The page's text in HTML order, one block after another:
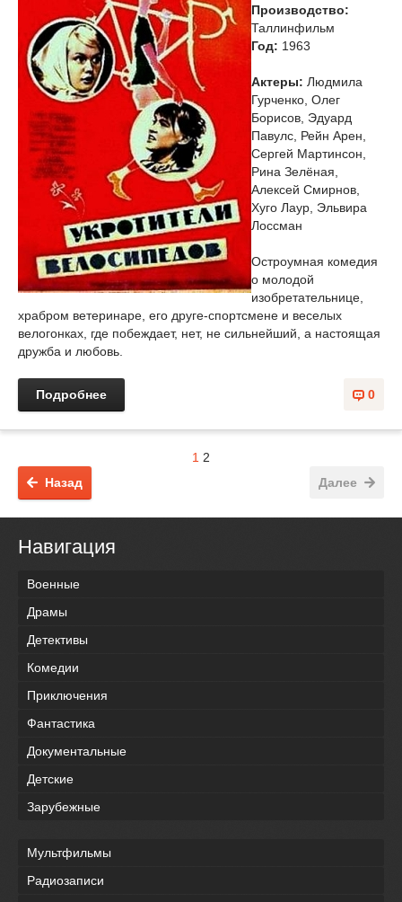
Производство:
Таллинфильм
Год: 1963
Актеры: Людмила
Гурченко, Олег
Борисов, Эдуард
Павулс, Рейн Арен,
Сергей Мартинсон,
Рина Зелёная,
Алексей Смирнов,
Хуго Лаур, Эльвира
Лоссман
Остроумная комедия
о молодой
изобретательнице,
храбром ветеринаре, его друге-спортсмене и веселых
велогонках, где побеждает, нет, не сильнейший, а настоящая
дружба и любовь.
0
Подробнее
1 2
Далее
Назад
Навигация
Военные
Драмы
Детективы
Комедии
Приключения
Фантастика
Документальные
Детские
Зарубежные
Мультфильмы
Радиозаписи